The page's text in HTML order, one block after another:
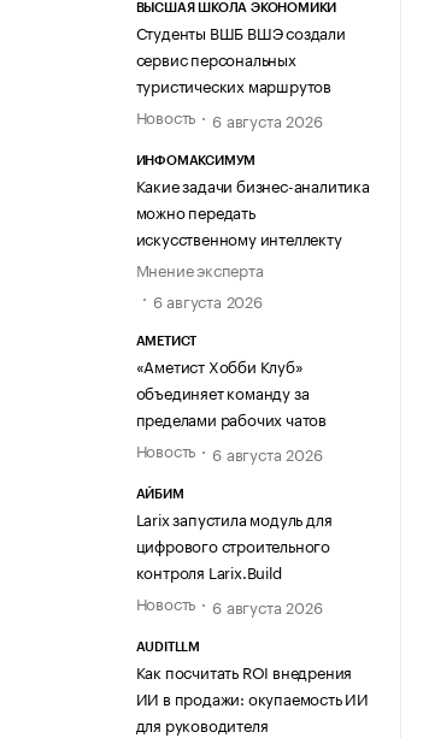
ВЫСШАЯ ШКОЛА ЭКОНОМИКИ
Студенты ВШБ ВШЭ создали
сервис персональных
туристических маршрутов
Новость
6 августа 2026
ИНФОМАКСИМУМ
Какие задачи бизнес-аналитика
можно передать
искусственному интеллекту
Мнение эксперта
6 августа 2026
АМЕТИСТ
«Аметист Хобби Клуб»
объединяет команду за
пределами рабочих чатов
Новость
6 августа 2026
АЙБИМ
Larix запустила модуль для
цифрового строительного
контроля Larix.Build
Новость
6 августа 2026
AUDITLLM
Как посчитать ROI внедрения
ИИ в продажи: окупаемость ИИ
для руководителя